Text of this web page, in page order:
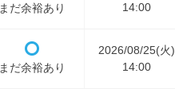
まだ余裕あり
14:00
まだ余裕あり
2026/08/25(火)
14:00